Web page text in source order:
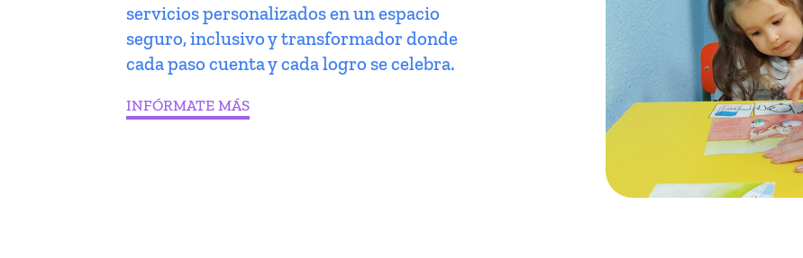
servicios personalizados en un espacio
seguro, inclusivo y transformador donde
cada paso cuenta y cada logro se celebra.
INFÓRMATE MÁS